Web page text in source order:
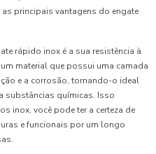
principais vantagens do engate
rápido inox é a sua resistência à
material que possui uma camada
e a corrosão, tornando-o ideal
substâncias químicas. Isso
inox, você pode ter a certeza de
e funcionais por um longo